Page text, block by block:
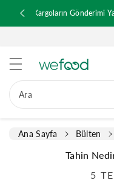
a
1000 TL
Ara
Ana Sayfa Bülten
Tahin
5